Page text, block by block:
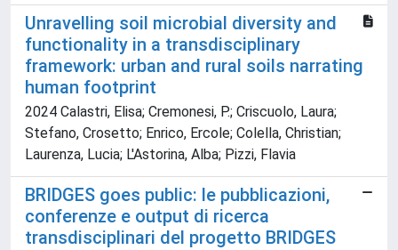
Unravelling soil microbial diversity and
functionality in a transdisciplinary
framework: urban and rural soils narrating
human footprint
2024 Calastri, Elisa; Cremonesi, P.; Criscuolo, Laura;
Stefano, Crosetto; Enrico, Ercole; Colella, Christian;
Laurenza, Lucia; L'Astorina, Alba; Pizzi, Flavia
BRIDGES goes public: le pubblicazioni,
conferenze e output di ricerca
transdisciplinari del progetto BRIDGES